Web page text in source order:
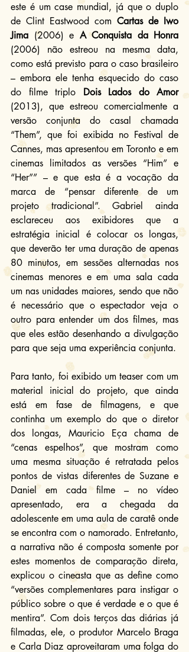
este é um case mundial, já que o duplo
de Clint Eastwood com Cartas de Iwo
Jima (2006) e A Conquista da Honra
(2006) não estreou na mesma data,
como está previsto para o caso brasileiro
– embora ele tenha esquecido do caso
do filme triplo Dois Lados do Amor
(2013), que estreou comercialmente a
versão conjunta do casal chamada
“Them”, que foi exibida no Festival de
Cannes, mas apresentou em Toronto e em
cinemas limitados as versões “Him” e
“Her”” – e que esta é a vocação da
marca de “pensar diferente de um
projeto tradicional”. Gabriel ainda
esclareceu aos exibidores que a
estratégia inicial é colocar os longas,
que deverão ter uma duração de apenas
80 minutos, em sessões alternadas nos
cinemas menores e em uma sala cada
um nas unidades maiores, sendo que não
é necessário que o espectador veja o
outro para entender um dos filmes, mas
que eles estão desenhando a divulgação
para que seja uma experiência conjunta.
Para tanto, foi exibido um teaser com um
material inicial do projeto, que ainda
está em fase de filmagens, e que
continha um exemplo do que o diretor
dos longas, Mauricio Eça chama de
“cenas espelhos”, que mostram como
uma mesma situação é retratada pelos
pontos de vistas diferentes de Suzane e
Daniel em cada filme – no vídeo
apresentado, era a chegada da
adolescente em uma aula de caratê onde
se encontra com o namorado. Entretanto,
a narrativa não é composta somente por
estes momentos de comparação direta,
explicou o cineasta que as define como
“versões complementares para instigar o
público sobre o que é verdade e o que é
mentira”. Com dois terços das diárias já
filmadas, ele, o produtor Marcelo Braga
e Carla Diaz aproveitaram uma folga do